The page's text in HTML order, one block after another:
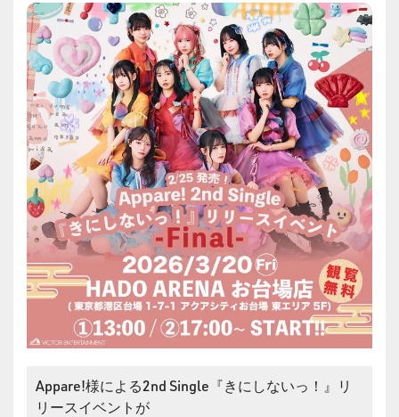
Appare!様による2nd Single『きにしないっ！』リ
リースイベントが